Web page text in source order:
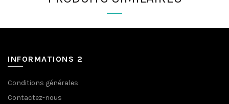
INFORMATIONS 2
Conditions générales
Contactez-nous